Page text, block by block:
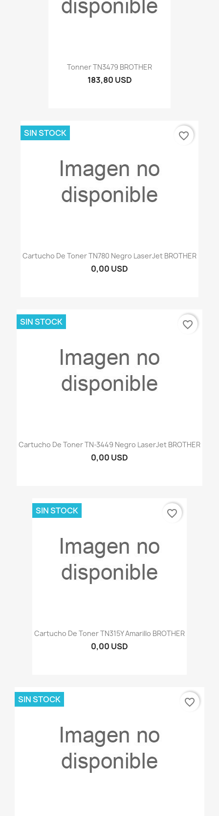
Tonner TN3479 BROTHER
183,80 USD
Cartucho De Toner TN780 Negro LaserJet BROTHER
0,00 USD
SIN STOCK favorite_border
Cartucho De Toner TN-3449 Negro LaserJet BROTHER
0,00 USD
SIN STOCK favorite_border
Cartucho De Toner TN315Y Amarillo BROTHER
0,00 USD
SIN STOCK favorite_border
SIN STOCK favorite_border